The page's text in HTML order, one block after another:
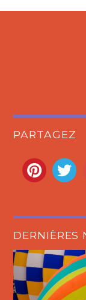
PARTAGEZ
DERNIÈRES